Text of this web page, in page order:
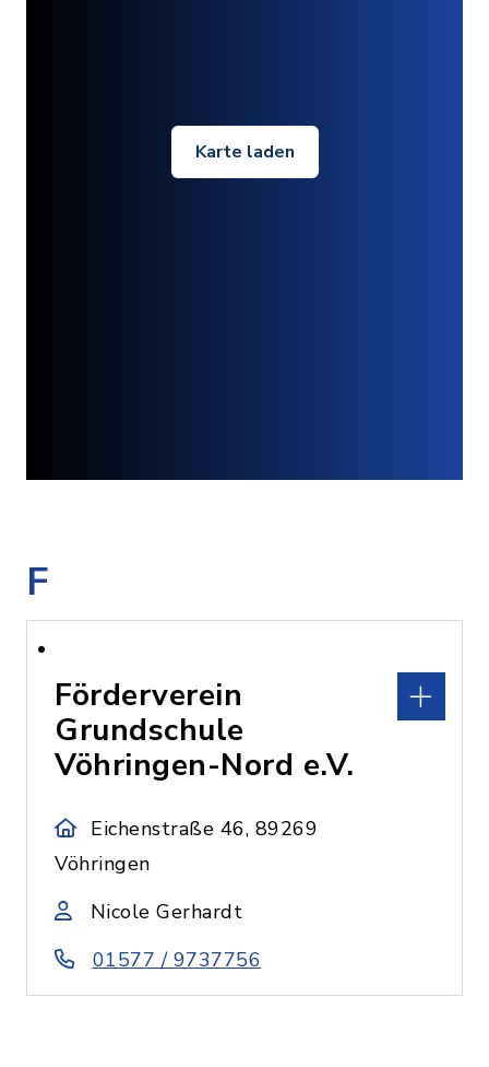
Karte laden
F
Förderverein
Grundschule
Vöhringen-Nord e.V.
Eichenstraße 46, 89269
Vöhringen
Nicole Gerhardt
01577 / 9737756